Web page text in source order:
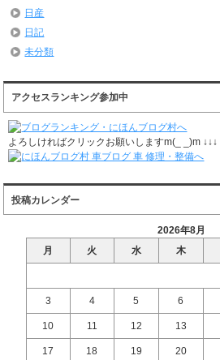
日産
日記
未分類
アクセスランキング参加中
よろしければクリックお願いしますm(_ _)m ↓↓↓
投稿カレンダー
2026年8月
月
火 水 木
3 4 5 6
10 11 12 13
17 18 19 20